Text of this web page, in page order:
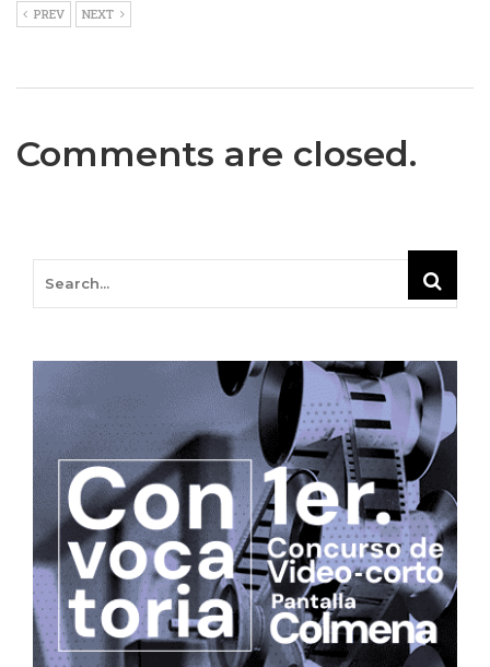
PREV NEXT
Comments are closed.